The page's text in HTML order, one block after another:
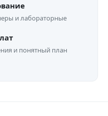
и лабораторные
и понятный план